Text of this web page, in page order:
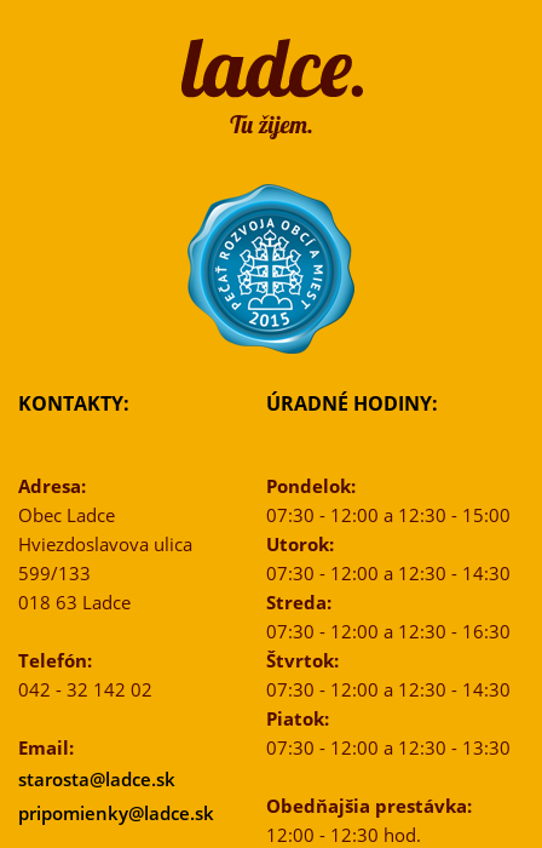
KONTAKTY:
Adresa:
Obec Ladce
Hviezdoslavova ulica
599/133
018 63 Ladce
Telefón:
042 - 32 142 02
Email:
starosta@ladce.sk
pripomienky@ladce.sk
ÚRADNÉ HODINY:
Pondelok:
07:30 - 12:00 a 12:30 - 15:00
Utorok:
07:30 - 12:00 a 12:30 - 14:30
Streda:
07:30 - 12:00 a 12:30 - 16:30
Štvrtok:
07:30 - 12:00 a 12:30 - 14:30
Piatok:
07:30 - 12:00 a 12:30 - 13:30
Obedňajšia prestávka:
12:00 - 12:30 hod.